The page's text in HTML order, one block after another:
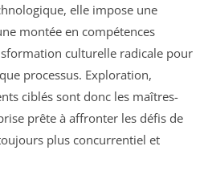
elle impose une
montée en compétences
culturelle radicale pour
processus. Exploration,
ciblés sont donc les maîtres-
prête à affronter les défis de
plus concurrentiel et